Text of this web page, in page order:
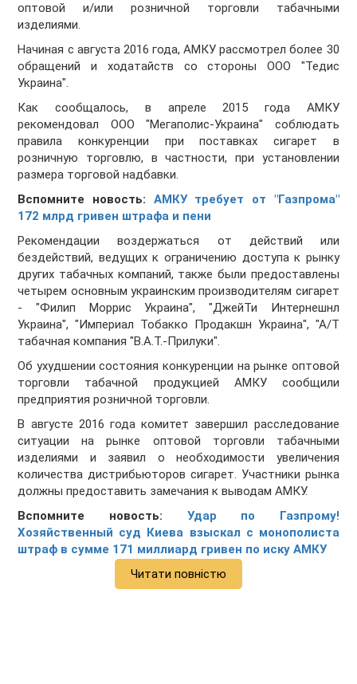
оптовой и/или розничной торговли табачными
изделиями.
Начиная с августа 2016 года, АМКУ рассмотрел более 30
обращений и ходатайств со стороны ООО "Тедис
Украина".
Как сообщалось, в апреле 2015 года АМКУ
рекомендовал ООО "Мегаполис-Украина" соблюдать
правила конкуренции при поставках сигарет в
розничную торговлю, в частности, при установлении
размера торговой надбавки.
Вспомните новость: АМКУ требует от "Газпрома"
172 млрд гривен штрафа и пени
Рекомендации воздержаться от действий или
бездействий, ведущих к ограничению доступа к рынку
других табачных компаний, также были предоставлены
четырем основным украинским производителям сигарет
- "Филип Моррис Украина", "ДжейТи Интернешнл
Украина", "Империал Тобакко Продакшн Украина", "А/Т
табачная компания "В.А.Т.-Прилуки".
Об ухудшении состояния конкуренции на рынке оптовой
торговли табачной продукцией АМКУ сообщили
предприятия розничной торговли.
В августе 2016 года комитет завершил расследование
ситуации на рынке оптовой торговли табачными
изделиями и заявил о необходимости увеличения
количества дистрибьюторов сигарет. Участники рынка
должны предоставить замечания к выводам АМКУ.
Вспомните новость: Удар по Газпрому!
Хозяйственный суд Киева взыскал с монополиста
штраф в сумме 171 миллиард гривен по иску АМКУ
Читати повністю